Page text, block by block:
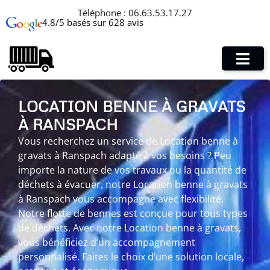
Téléphone : 06.63.53.17.27
4.8/5 basés sur 628 avis
LOCATION BENNE À GRAVATS
À RANSPACH
Vous recherchez un service de Location benne à
gravats à Ranspach adapté à vos besoins ? Peu
importe la nature de vos travaux ou la quantité de
déchets à évacuer, notre Location benne à gravats
à Ranspach vous accompagne avec flexibilité.
Notre flotte de bennes est conçue pour tous types
de déchets. Avec notre Location benne à gravats,
vous bénéficiez d’un accompagnement
personnalisé. Faites le choix d’une solution locale,